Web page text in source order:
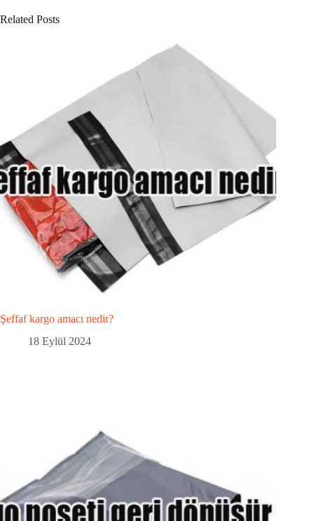
Related Posts
Şeffaf kargo amacı nedir?
18 Eylül 2024